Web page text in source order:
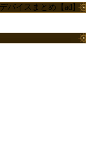
バイスまとめ【ad】